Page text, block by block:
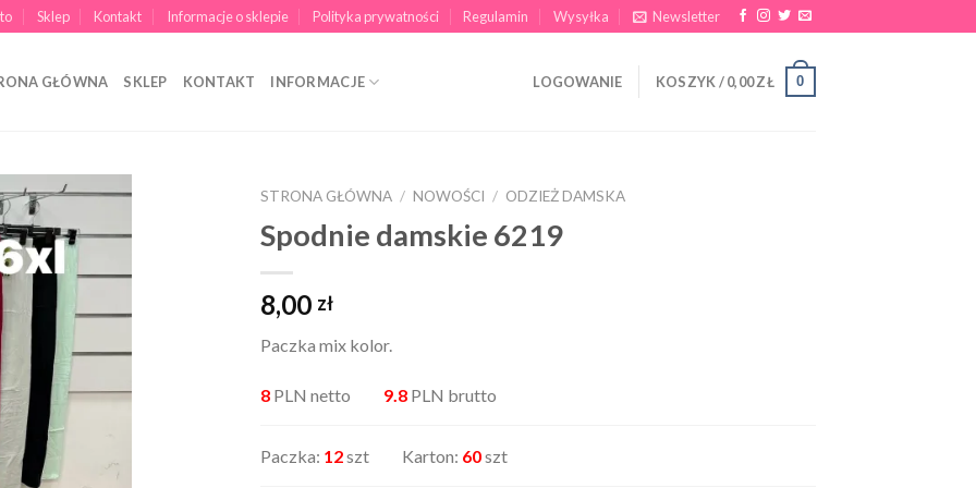
Sklep Kontakt Informacje o sklepie Polityka prywatności Regulamin Wysyłka Newsletter
GŁÓWNA SKLEP KONTAKT INFORMACJE LOGOWANIE KOSZYK /0,00ZŁ 0
STRONA GŁÓWNA / NOWOŚCI / ODZIEŻ DAMSKA
Spodnie damskie 6219
8,00 zł
Paczka mix kolor.
8 PLN netto 9.8 PLN brutto
Paczka: 12szt Karton: 60szt